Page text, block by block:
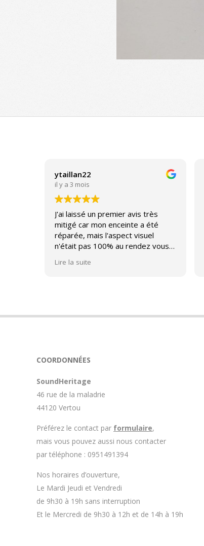
ytaillan22
il y a 3 mois
J'ai laissé un premier avis très
mitigé car mon enceinte a été
réparée, mais l'aspect visuel
n'était pas 100% au rendez vous
affleurant qui après réparation a
appelé par Sound Héritage afin
Après explication il s'avère que le
fabriqué (et donc vendu) et que
l'entreprise a adapté un switch du
marché sur mon enceinte.
Avoir ce genre d'explication est
utile et valorisant pour
l'entreprise, n'hésitez pas à en
parler lorsque vous rendez le
matériel.
Lire la suite
COORDONNÉES
SoundHeritage
46 rue de la maladrie
44120 Vertou
Préférez le contact par formulaire,
mais vous pouvez aussi nous contacter
par téléphone : 0951491394
Nos horaires d’ouverture,
Le Mardi Jeudi et Vendredi
de 9h30 à 19h sans interruption
Et le Mercredi de 9h30 à 12h et de 14h à 19h